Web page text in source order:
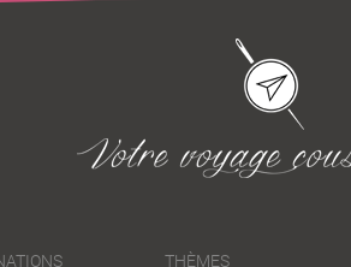
THÈMES